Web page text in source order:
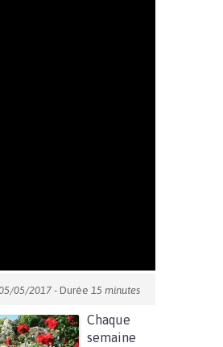
05/2017- Durée 15 minutes
Chaque
semaine